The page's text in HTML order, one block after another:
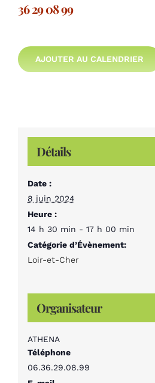
36 29 08 99
AJOUTER AU CALENDRIER
Détails
Date :
8 juin 2024
Heure :
14 h 30 min - 17 h 00 min
Catégorie d’Évènement:
Loir-et-Cher
Organisateur
ATHENA
Téléphone
06.36.29.08.99